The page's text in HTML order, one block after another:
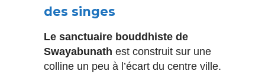
des singes
Le sanctuaire bouddhiste de
Swayabunath est construit sur une
colline un peu à l’écart du centre ville.